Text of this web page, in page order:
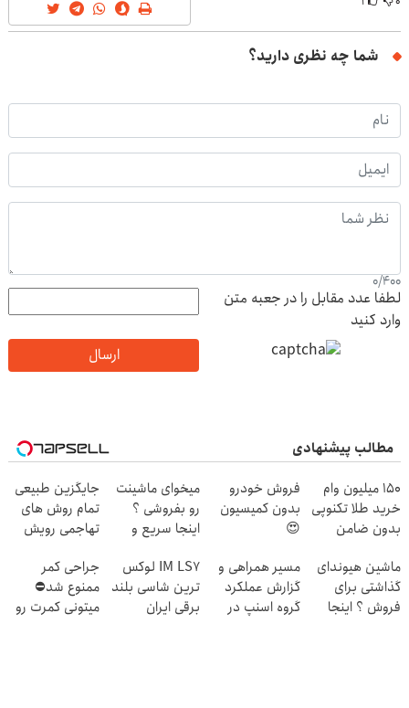
شما چه نظری دارید؟
0/400
لطفا عدد مقابل را در جعبه متن
وارد کنید
ارسال
مطالب پیشنهادی
150 میلیون وام
خرید طلا تکنوپی
بدون ضامن
فروش خودرو
بدون کمیسیون
😍
میخوای ماشینت
رو بفروشی ؟
اینجا سریع و
✅
جایگزین طبیعی
تمام روش های
تهاجمی رویش
ماشین هیوندای
گذاشتی برای
فروش ؟ اینجا
مسیر همراهی و
گزارش عملکرد
گروه اسنپ در
IM LS7 لوکس
ترین شاسی بلند
برقی ایران
جراحی کمر
ممنوع شد⛔
میتونی کمرت رو